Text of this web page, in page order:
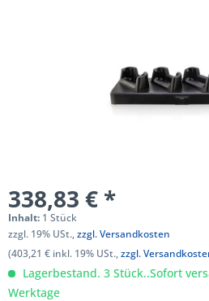
338,83 € *
Inhalt: 1 Stück
zzgl. 19% USt.,zzgl. Versandkosten
(403,21 € inkl. 19% USt.,zzgl.
Lagerbestand. 3 Stück..Sofort
Werktage